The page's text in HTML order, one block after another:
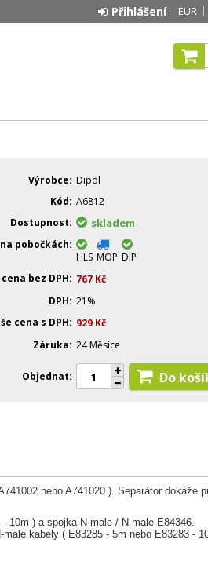
EUR
Přihlášení
Výrobce
Dipol
Kód A6812
Dostupnost
skladem
pobočkách
HLS MOP DIP
bez DPH
767 Kč
DPH 21%
cena s DPH
929 Kč
Záruka 24 Měsíce
Objednat Do
nebo A741020 ). Separátor dokáže
10m ) a spojka N-male / N-male E84346.
kabely ( E83285 - 5m nebo E83283 -